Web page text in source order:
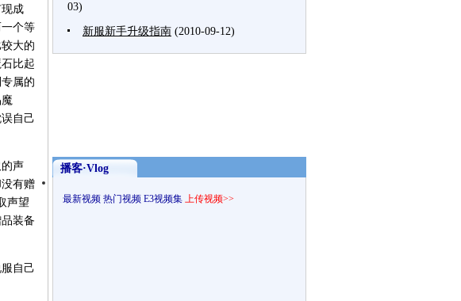
成
个等
大的
比起
属的
自己
声
有赠
声望
装备
自己
03)
新服新手升级指南 (2010-09-12)
播客·Vlog
最新视频 热门视频 E3视频集 上传视频>>